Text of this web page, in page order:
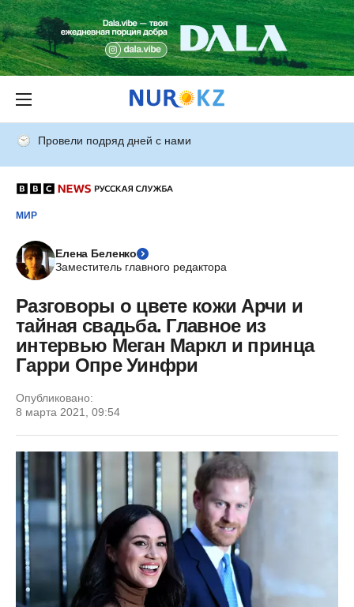
Провели подряд дней с нами
МИР
Елена Беленко
Заместитель главного редактора
Разговоры о цвете кожи Арчи и
тайная свадьба. Главное из
интервью Меган Маркл и принца
Гарри Опре Уинфри
Опубликовано:
8 марта 2021, 09:54